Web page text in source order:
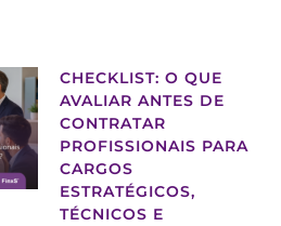
CHECKLIST: O QUE
AVALIAR ANTES DE
CONTRATAR
PROFISSIONAIS PARA
CARGOS
ESTRATÉGICOS,
TÉCNICOS E